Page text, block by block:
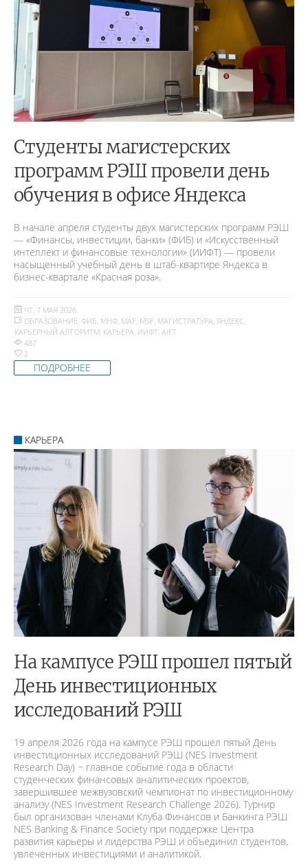
Студенты магистерских
программ РЭШ провели день
обучения в офисе Яндекса
В начале апреля студенты двух магистерских программ РЭШ
— «Финансы, инвестиции, банки» (ФИБ) и «Искусственный
интеллект и финансовые технологии» (ИИФТ) — провели
насыщенный учебный день в штаб-квартире Яндекса в
бизнес-квартале «Красная роза».
ЧТ, 7 МАЯ 2026
ОБРАЗОВАНИЕ ФИБ МНФ MAF MSF МАГИСТРАТУРА ЯНДЕКС
КАРЬЕРНЫЙ АЛГОРИТМ КАРЬЕРА ИИФТ AIFT
487
2
ПОДРОБНЕЕ
КАРЬЕРА
На кампусе РЭШ прошел пятый
День инвестиционных
исследований РЭШ
19 апреля 2026 года на кампусе РЭШ прошел пятый День
инвестиционных исследований РЭШ (NES Investment
Research Day) − главное событие года в области
студенческих финансовых аналитических проектов,
завершившее межвузовский чемпионат по инвестиционному
анализу (NES Investment Research Challenge 2026). Турнир
был организован членами Клуба Финансов и Банкинга РЭШ
NES Banking & Finance Society при поддержке Центра
развития карьеры и лидерства РЭШ и объединил студентов,
увлеченных инвестициями и аналитикой.